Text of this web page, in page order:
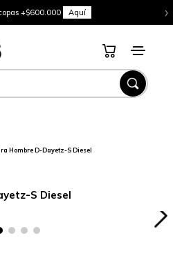
+$600.000 Aquí ›
Hombre D-Dayetz-S Diesel
S Diesel